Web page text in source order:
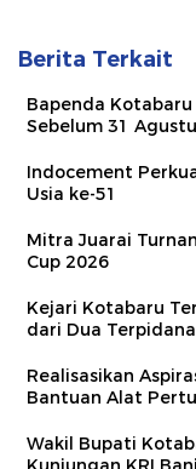
Berita Terkait
Bapenda
Sebelum 31
Indocement
Usia ke-51
Mitra Juarai
Cup 2026
Kejari Kotabaru
dari Dua
Realisasikan
Bantuan Alat
Wakil Bupati